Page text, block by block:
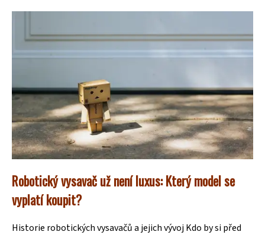
Robotický vysavač už není luxus: Který model se
vyplatí koupit?
Historie robotických vysavačů a jejich vývoj Kdo by si před